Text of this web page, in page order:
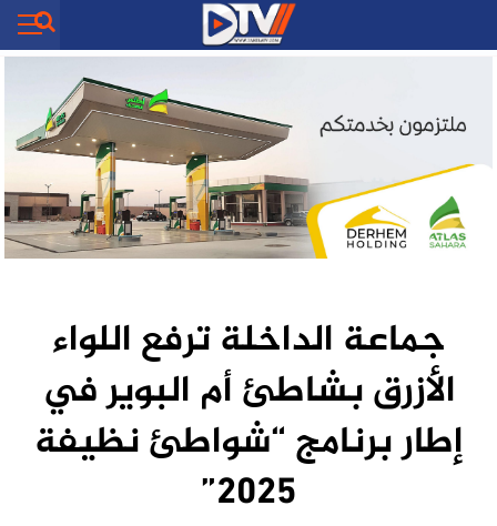
جماعة الداخلة ترفع اللواء
الأزرق بشاطئ أم البوير في
إطار برنامج “شواطئ نظيفة
2025”